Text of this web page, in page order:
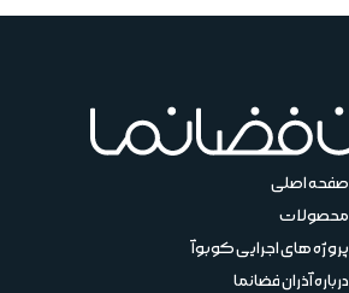
صفحه اصلی
محصولات
پروژه های اجرایی کوبوآ
درباره آذران فضانما